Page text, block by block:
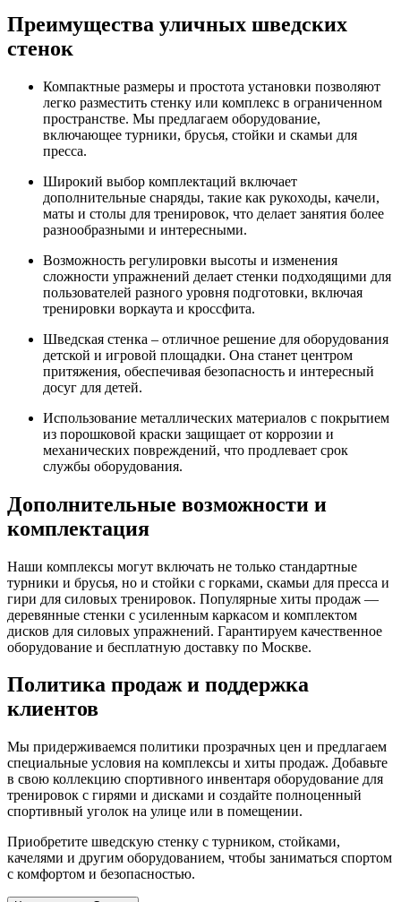
Преимущества уличных шведских
стенок
Компактные размеры и простота установки позволяют
легко разместить стенку или комплекс в ограниченном
пространстве. Мы предлагаем оборудование,
включающее турники, брусья, стойки и скамьи для
пресса.
Широкий выбор комплектаций включает
дополнительные снаряды, такие как рукоходы, качели,
маты и столы для тренировок, что делает занятия более
разнообразными и интересными.
Возможность регулировки высоты и изменения
сложности упражнений делает стенки подходящими для
пользователей разного уровня подготовки, включая
тренировки воркаута и кроссфита.
Шведская стенка – отличное решение для оборудования
детской и игровой площадки. Она станет центром
притяжения, обеспечивая безопасность и интересный
досуг для детей.
Использование металлических материалов с покрытием
из порошковой краски защищает от коррозии и
механических повреждений, что продлевает срок
службы оборудования.
Дополнительные возможности и
комплектация
Наши комплексы могут включать не только стандартные
турники и брусья, но и стойки с горками, скамьи для пресса и
гири для силовых тренировок. Популярные хиты продаж —
деревянные стенки с усиленным каркасом и комплектом
дисков для силовых упражнений. Гарантируем качественное
оборудование и бесплатную доставку по Москве.
Политика продаж и поддержка
клиентов
Мы придерживаемся политики прозрачных цен и предлагаем
специальные условия на комплексы и хиты продаж. Добавьте
в свою коллекцию спортивного инвентаря оборудование для
тренировок с гирями и дисками и создайте полноценный
спортивный уголок на улице или в помещении.
Приобретите шведскую стенку с турником, стойками,
качелями и другим оборудованием, чтобы заниматься спортом
с комфортом и безопасностью.